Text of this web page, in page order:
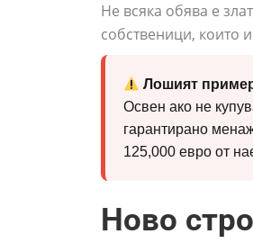
Не всяка обява е
собственици, които
Лошият
Освен ако не
гарантирано
125,000 евро от
Ново